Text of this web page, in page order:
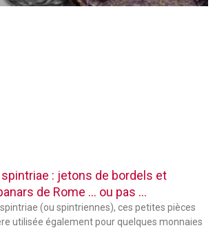
: jetons de bordels et
de Rome … ou pas …
(ou spintriennes), ces petites pièces
utilisée également pour quelques monnaies